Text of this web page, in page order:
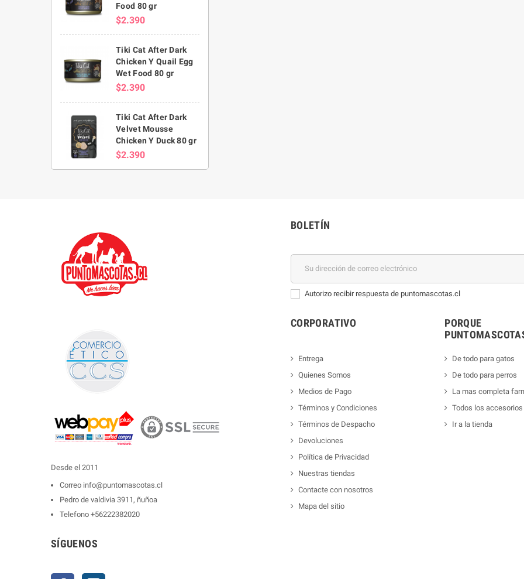
Food 80 gr
$2.390
Tiki Cat After Dark
Chicken Y Quail Egg
Wet Food 80 gr
$2.390
Tiki Cat After Dark
Velvet Mousse
Chicken Y Duck 80 gr
$2.390
Desde el 2011
Correo info@puntomascotas.cl
Pedro de valdivia 3911, ñuñoa
Telefono +56222382020
SÍGUENOS
BOLETÍN
Autorizo recibir respuesta de puntomascotas.cl
CORPORATIVO
Entrega
Quienes Somos
Medios de Pago
Términos y Condiciones
Términos de Despacho
Devoluciones
Política de Privacidad
Nuestras tiendas
Contacte con nosotros
Mapa del sitio
PORQUE
De todo para gatos
De todo para perros
La mas completa
Todos los accesorios
Ir a la tienda